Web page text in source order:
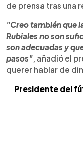
de prensa tras una
"Creo también que
Rubiales no son
son adecuadas y
pasos", añadió el
querer hablar de
Presidente del